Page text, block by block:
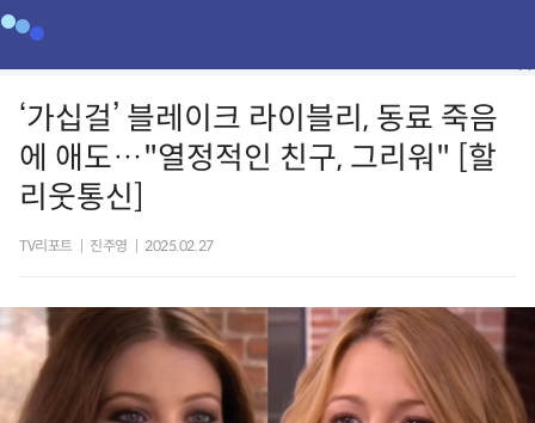
‘가십걸’ 블레이크 라이블리, 동료 죽음
에 애도…"열정적인 친구, 그리워" [할
리웃통신]
TV리포트 진주영 2025.02.27